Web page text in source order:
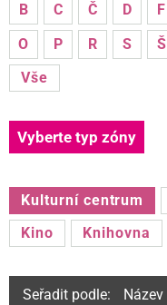
B C Č D F
O
P R S Š
Vše
Vyberte typ zóny
Kulturní centrum
Kino
Knihovna
Seřadit podle: Název